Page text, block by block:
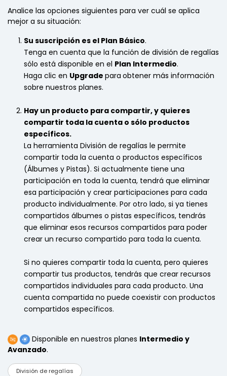
Analice las opciones siguientes para ver cuál se aplica
mejor a su situación:
Su suscripción es el Plan Básico.
Tenga en cuenta que la función de división de regalías
sólo está disponible en el Plan Intermedio.
Haga clic en Upgrade para obtener más información
sobre nuestros planes.
Hay un producto para compartir, y quieres
compartir toda la cuenta o sólo productos
específicos.
La herramienta División de regalías le permite
compartir toda la cuenta o productos específicos
(Álbumes y Pistas). Si actualmente tiene una
participación en toda la cuenta, tendrá que eliminar
esa participación y crear participaciones para cada
producto individualmente. Por otro lado, si ya tienes
compartidos álbumes o pistas específicos, tendrás
que eliminar esos recursos compartidos para poder
crear un recurso compartido para toda la cuenta.
Si no quieres compartir toda la cuenta, pero quieres
compartir tus productos, tendrás que crear recursos
compartidos individuales para cada producto. Una
cuenta compartida no puede coexistir con productos
compartidos específicos.
Disponible en nuestros planes Intermedio y
Avanzado.
División de regalías